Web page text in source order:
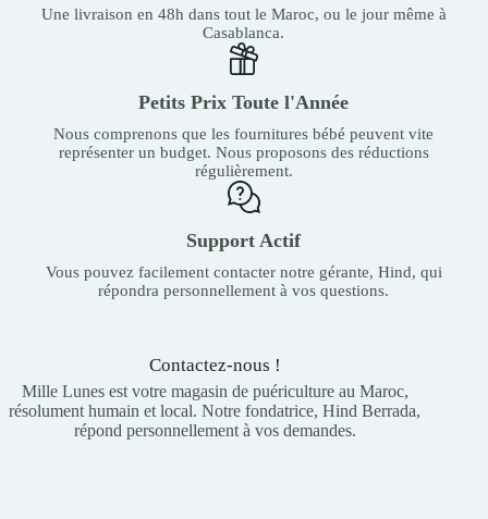
Une livraison en 48h dans tout le Maroc, ou le jour même à
Casablanca.
Petits Prix Toute l'Année
Nous comprenons que les fournitures bébé peuvent vite
représenter un budget. Nous proposons des réductions
régulièrement.
Support Actif
Vous pouvez facilement contacter notre gérante, Hind, qui
répondra personnellement à vos questions.
Contactez-nous !
Mille Lunes est votre magasin de puériculture au Maroc,
résolument humain et local. Notre fondatrice, Hind Berrada,
répond personnellement à vos demandes.